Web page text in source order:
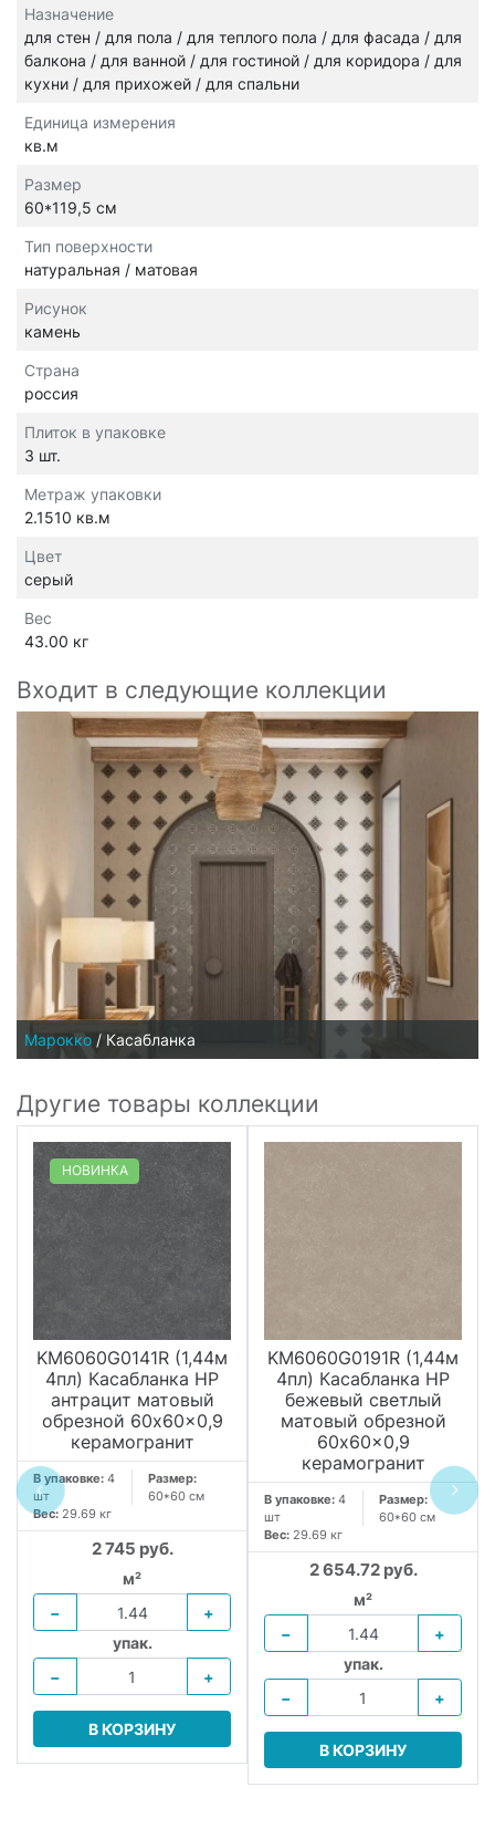
Назначение
для стен / для пола / для теплого пола / для фасада / для
балкона / для ванной / для гостиной / для коридора / для
кухни / для прихожей / для спальни
Единица измерения
кв.м
Размер
60*119,5 см
Тип поверхности
натуральная / матовая
Рисунок
камень
Страна
россия
Плиток в упаковке
3 шт.
Метраж упаковки
2.1510 кв.м
Цвет
серый
Вес
43.00 кг
Входит в следующие коллекции
Марокко / Касабланка
Другие товары коллекции
НОВИНКА
KM6060G0141R (1,44м
4пл) Касабланка HP
антрацит матовый
обрезной 60x60x0,9
керамогранит
В упаковке: 4
шт
Размер:
60*60 см
Вес: 29.69 кг
2 745 руб.
м²
−
+
упак.
−
+
В КОРЗИНУ
KM6060G0191R (1,44м
4пл) Касабланка HP
бежевый светлый
матовый обрезной
60x60x0,9
керамогранит
В упаковке: 4
шт
Размер:
60*60 см
Вес: 29.69 кг
2 654.72 руб.
м²
−
+
упак.
−
+
В КОРЗИНУ